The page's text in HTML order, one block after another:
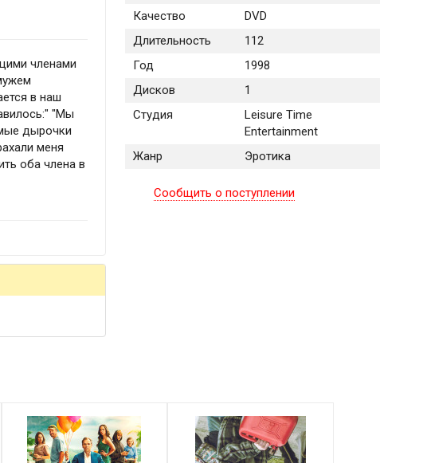
Качество
DVD
Длительность
112
Год
1998
Дисков
1
Студия
Leisure Time
Entertainment
Жанр
Эротика
Сообщить о поступлении
членами
в наш
"Мы
дырочки
меня
оба члена в